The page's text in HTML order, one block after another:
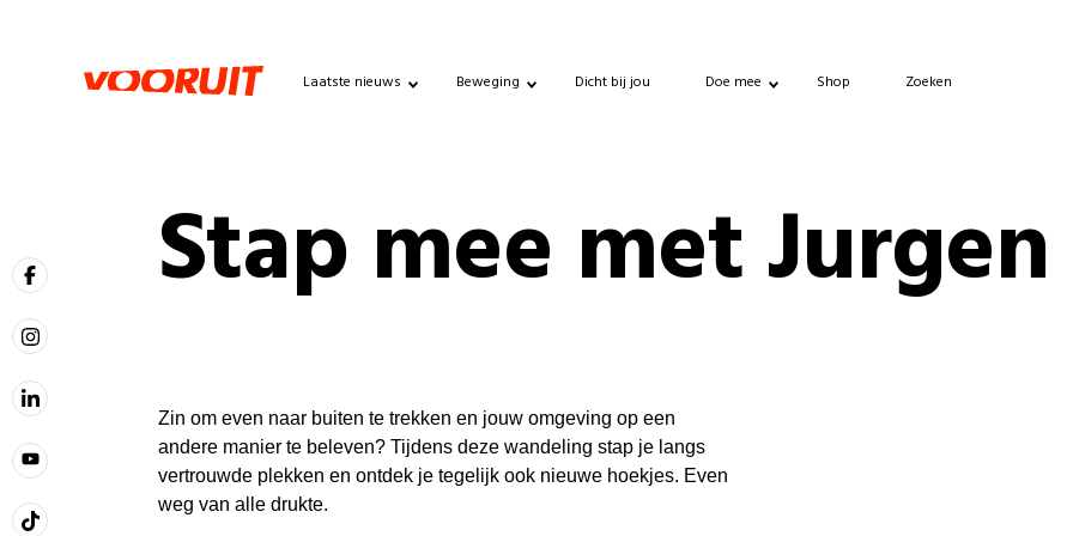
Laatste nieuws Beweging Dicht bij jou Doe mee Shop Zoeken
Stap mee met Jurgen
Zin om even naar buiten te trekken en jouw omgeving op een
andere manier te beleven? Tijdens deze wandeling stap je langs
vertrouwde plekken en ontdek je tegelijk ook nieuwe hoekjes. Even
weg van alle drukte.